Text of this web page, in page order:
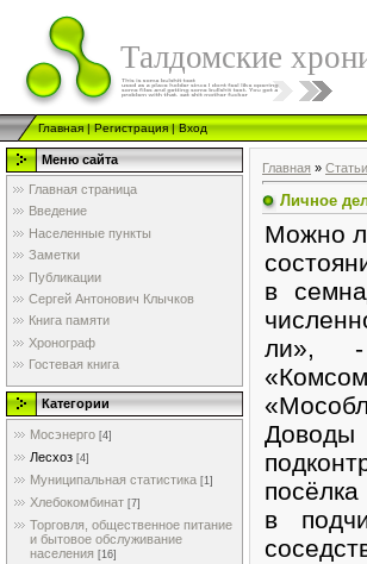
Талдомские
Главная|Регистрация|Вход
Меню сайта
Главная страница
Введение
Населенные пункты
Заметки
Публикации
Сергей Антонович Клычков
Книга памяти
Хронограф
Гостевая книга
Категории
Мосэнерго [4]
Лесхоз [4]
Муниципальная статистика [1]
Хлебокомбинат [7]
Торговля, общественное питание
и бытовое обслуживание
населения [16]
Главная » Статьи
Личное
Можно
в
ли», -
в